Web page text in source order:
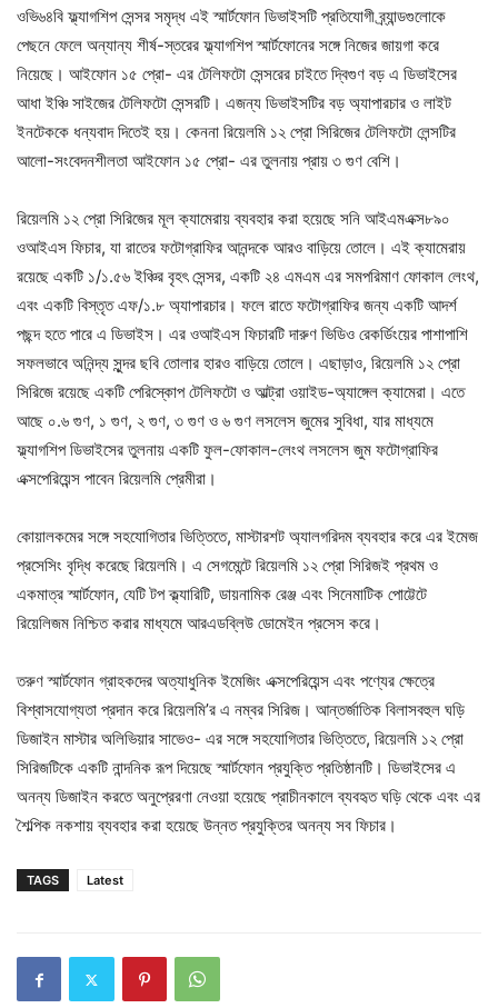
ওভি৬৪বি ফ্ল্যাগশিপ সেন্সর সমৃদ্ধ এই স্মার্টফোন ডিভাইসটি প্রতিযোগী ব্র্যান্ডগুলোকে
পেছনে ফেলে অন্যান্য শীর্ষ-স্তরের ফ্ল্যাগশিপ স্মার্টফোনের সঙ্গে নিজের জায়গা করে
নিয়েছে। আইফোন ১৫ প্রো- এর টেলিফটো সেন্সরের চাইতে দ্বিগুণ বড় এ ডিভাইসের
আধা ইঞ্চি সাইজের টেলিফটো সেন্সরটি। এজন্য ডিভাইসটির বড় অ্যাপারচার ও লাইট
ইনটেককে ধন্যবাদ দিতেই হয়। কেননা রিয়েলমি ১২ প্রো সিরিজের টেলিফটো লেন্সটির
আলো-সংবেদনশীলতা আইফোন ১৫ প্রো- এর তুলনায় প্রায় ৩ গুণ বেশি।
রিয়েলমি ১২ প্রো সিরিজের মূল ক্যামেরায় ব্যবহার করা হয়েছে সনি আইএমএক্স৮৯০
ওআইএস ফিচার, যা রাতের ফটোগ্রাফির আনন্দকে আরও বাড়িয়ে তোলে। এই ক্যামেরায়
রয়েছে একটি ১/১.৫৬ ইঞ্চির বৃহৎ সেন্সর, একটি ২৪ এমএম এর সমপরিমাণ ফোকাল লেংথ,
এবং একটি বিস্তৃত এফ/১.৮ অ্যাপারচার। ফলে রাতে ফটোগ্রাফির জন্য একটি আদর্শ
পছন্দ হতে পারে এ ডিভাইস। এর ওআইএস ফিচারটি দারুণ ভিডিও রেকর্ডিংয়ের পাশাপাশি
সফলভাবে অনিন্দ্য সুন্দর ছবি তোলার হারও বাড়িয়ে তোলে। এছাড়াও, রিয়েলমি ১২ প্রো
সিরিজে রয়েছে একটি পেরিস্কোপ টেলিফটো ও আল্ট্রা ওয়াইড-অ্যাঙ্গেল ক্যামেরা। এতে
আছে ০.৬ গুণ, ১ গুণ, ২ গুণ, ৩ গুণ ও ৬ গুণ লসলেস জুমের সুবিধা, যার মাধ্যমে
ফ্ল্যাগশিপ ডিভাইসের তুলনায় একটি ফুল-ফোকাল-লেংথ লসলেস জুম ফটোগ্রাফির
এক্সপেরিয়েন্স পাবেন রিয়েলমি প্রেমীরা।
কোয়ালকমের সঙ্গে সহযোগিতার ভিত্তিতে, মাস্টারশট অ্যালগরিদম ব্যবহার করে এর ইমেজ
প্রসেসিং বৃদ্ধি করেছে রিয়েলমি। এ সেগমেন্টে রিয়েলমি ১২ প্রো সিরিজই প্রথম ও
একমাত্র স্মার্টফোন, যেটি টপ ক্ল্যারিটি, ডায়নামিক রেঞ্জ এবং সিনেমাটিক পোট্টেটে
রিয়েলিজম নিশ্চিত করার মাধ্যমে আরএডব্লিউ ডোমেইন প্রসেস করে।
তরুণ স্মার্টফোন গ্রাহকদের অত্যাধুনিক ইমেজিং এক্সপেরিয়েন্স এবং পণ্যের ক্ষেত্রে
বিশ্বাসযোগ্যতা প্রদান করে রিয়েলমি’র এ নম্বর সিরিজ। আন্তর্জাতিক বিলাসবহুল ঘড়ি
ডিজাইন মাস্টার অলিভিয়ার সাভেও- এর সঙ্গে সহযোগিতার ভিত্তিতে, রিয়েলমি ১২ প্রো
সিরিজটিকে একটি নান্দনিক রূপ দিয়েছে স্মার্টফোন প্রযুক্তি প্রতিষ্ঠানটি। ডিভাইসের এ
অনন্য ডিজাইন করতে অনুপ্রেরণা নেওয়া হয়েছে প্রাচীনকালে ব্যবহৃত ঘড়ি থেকে এবং এর
শৈল্পিক নকশায় ব্যবহার করা হয়েছে উন্নত প্রযুক্তির অনন্য সব ফিচার।
TAGS Latest